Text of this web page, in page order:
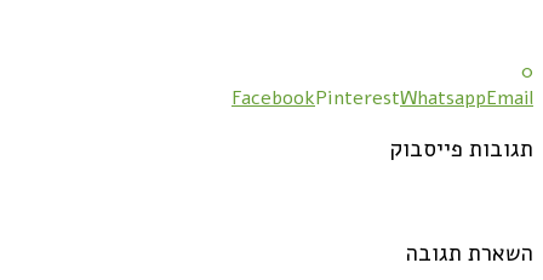
0
FacebookPinterestWhatsappEmail
תגובות פייסבוק
השארת תגובה